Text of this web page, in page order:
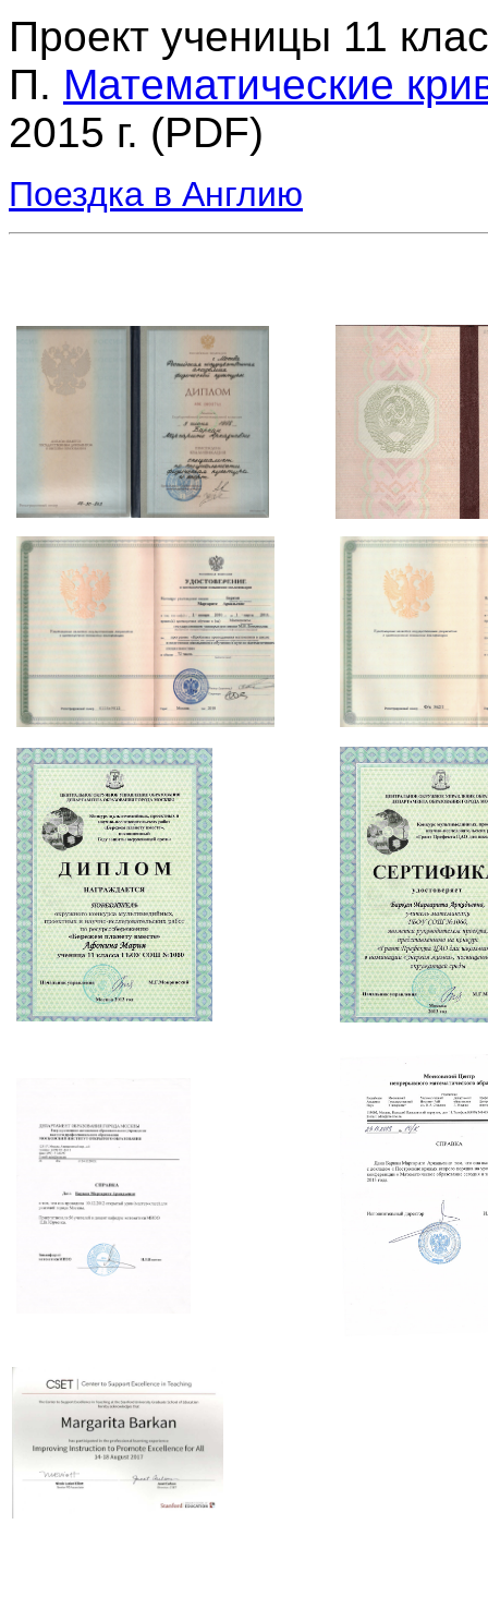
Проект ученицы 11
П. Математические
2015 г. (PDF)
Поездка в Англию